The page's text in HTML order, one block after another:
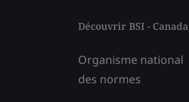
Découvrir BSI - Canada
Organisme national
des normes